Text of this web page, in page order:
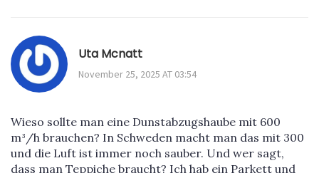
Uta Mcnatt
November 25, 2025 AT 03:54
Wieso sollte man eine Dunstabzugshaube mit 600
m³/h brauchen? In Schweden macht man das mit 300
und die Luft ist immer noch sauber. Und wer sagt,
dass man Teppiche braucht? Ich hab ein Parkett und